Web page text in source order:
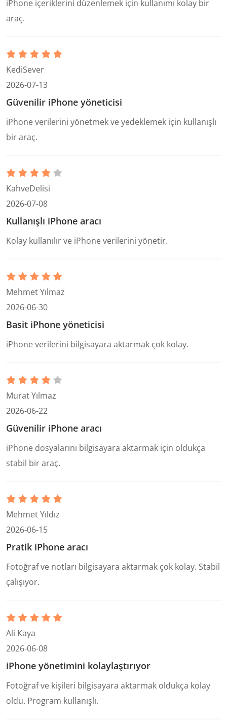
iPhone içeriklerini düzenlemek için kullanımı kolay bir
araç.
KediSever
2026-07-13
Güvenilir iPhone yöneticisi
iPhone verilerini yönetmek ve yedeklemek için kullanışlı
bir araç.
KahveDelisi
2026-07-08
Kullanışlı iPhone aracı
Kolay kullanılır ve iPhone verilerini yönetir.
Mehmet Yılmaz
2026-06-30
Basit iPhone yöneticisi
iPhone verilerini bilgisayara aktarmak çok kolay.
Murat Yılmaz
2026-06-22
Güvenilir iPhone aracı
iPhone dosyalarını bilgisayara aktarmak için oldukça
stabil bir araç.
Mehmet Yıldız
2026-06-15
Pratik iPhone aracı
Fotoğraf ve notları bilgisayara aktarmak çok kolay. Stabil
çalışıyor.
Ali Kaya
2026-06-08
iPhone yönetimini kolaylaştırıyor
Fotoğraf ve kişileri bilgisayara aktarmak oldukça kolay
oldu. Program kullanışlı.